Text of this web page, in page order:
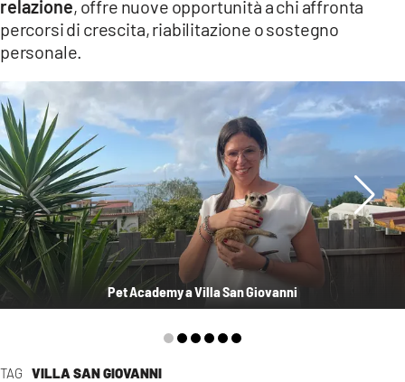
TAG VILLA SAN GIOVANNI
relazione, offre nuove opportunità a chi affronta
percorsi di crescita, riabilitazione o sostegno
personale.
Pet Academy a Villa San Giovanni